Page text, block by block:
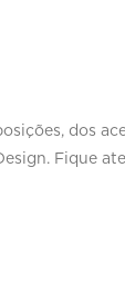
dos
Fique